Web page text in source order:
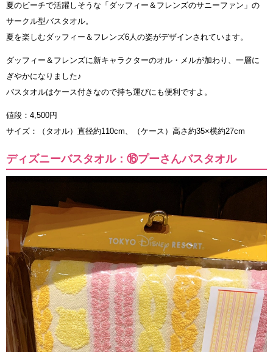
夏のビーチで活躍しそうな「ダッフィー＆フレンズのサニーファン」の
サークル型バスタオル。
夏を楽しむダッフィー＆フレンズ6人の姿がデザインされています。
ダッフィー＆フレンズに新キャラクターのオル・メルが加わり、一層に
ぎやかになりました♪
バスタオルはケース付きなので持ち運びにも便利ですよ。
値段：4,500円
サイズ：（タオル）直径約110cm、（ケース）高さ約35×横約27cm
ディズニーバスタオル：⑯プーさんバスタオル